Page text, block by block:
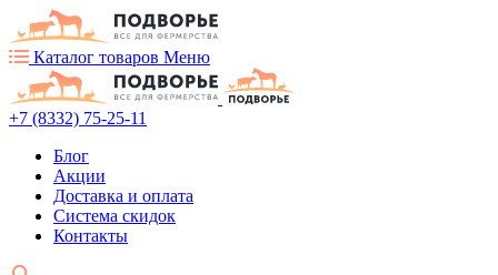
Каталог товаров Меню
+7 (8332) 75-25-11
Блог
Акции
Доставка и оплата
Система скидок
Контакты